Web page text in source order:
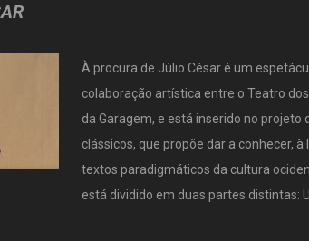
À procura de Júlio César é um
colaboração artística entre o Teatro
da Garagem, e está inserido no projeto
clássicos, que propõe dar a conhecer, à
textos paradigmáticos da cultura
está dividido em duas partes distintas: